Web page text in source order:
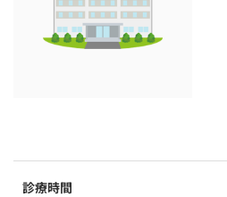
診療時間